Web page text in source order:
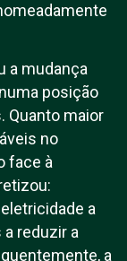
a mudança
posição
Quanto maior
no
face à
a
reduzir a
a